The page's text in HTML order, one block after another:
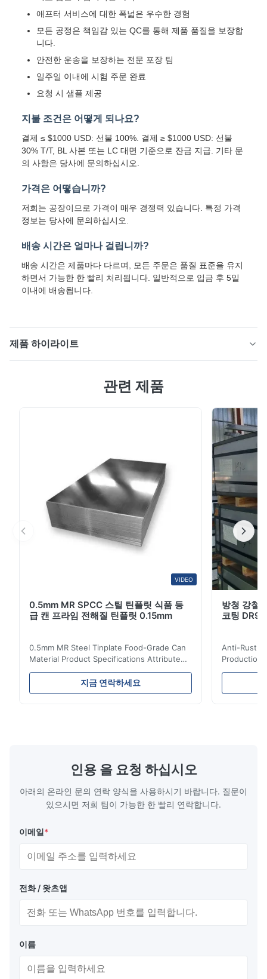
애프터 서비스에 대한 폭넓은 우수한 경험
모든 공정은 책임감 있는 QC를 통해 제품 품질을 보장합
니다.
안전한 운송을 보장하는 전문 포장 팀
일주일 이내에 시험 주문 완료
요청 시 샘플 제공
지불 조건은 어떻게 되나요?
결제 ≤ $1000 USD: 선불 100%. 결제 ≥ $1000 USD: 선불
30% T/T, BL 사본 또는 LC 대면 기준으로 잔금 지급. 기타 문
의 사항은 당사에 문의하십시오.
가격은 어떻습니까?
저희는 공장이므로 가격이 매우 경쟁력 있습니다. 특정 가격
정보는 당사에 문의하십시오.
배송 시간은 얼마나 걸립니까?
배송 시간은 제품마다 다르며, 모든 주문은 품질 표준을 유지
하면서 가능한 한 빨리 처리됩니다. 일반적으로 입금 후 5일
이내에 배송됩니다.
제품 하이라이트
우스 및 아프리카 농장 창고 건물용 DX51D+Z 사전 도장
설계된 고품질 컬러 코팅 강철 제품입니다. 제품 사양 속성
값 제품명 나이지리아 조립식 주택 및 브라질 산업 벽 패널
자재용 0.3mm PPGL 갈바륨 컬러 코일 폭 600mm-
1250mm, 800~1250mm 색상 빨강/파랑/초록/검정/흰색/
회색/RAL 색상 표면 처리 코팅됨 아연 코팅 Z80, Z100,
Az100, Az120, Az150 가공 서비...
관련 제품
VIDEO
0.5mm MR SPCC 스틸 틴플릿 식품 등
급 캔 프라임 전해질 틴플릿 0.15mm
0.5mm MR Steel Tinplate Food-Grade Can
Material Product Specifications Attribute
Value Product Name 0.5mm MR Steel
Tinplate Food-Grade Can Material Material
MR, SPCC, prime Tinplate / TFS Tin Coating
Product Features High-quality tinplate with
지금 연락하세요
방청 강철
코팅 DR9
Anti-Rust
Production
Value
MR, SPCC,
인용 을 요청 하십시오
아래의 온라인 문의 연락 양식을 사용하시기 바랍니다. 질문이
있으시면 저희 팀이 가능한 한 빨리 연락합니다.
이메일*
전화 / 왓츠앱
이름